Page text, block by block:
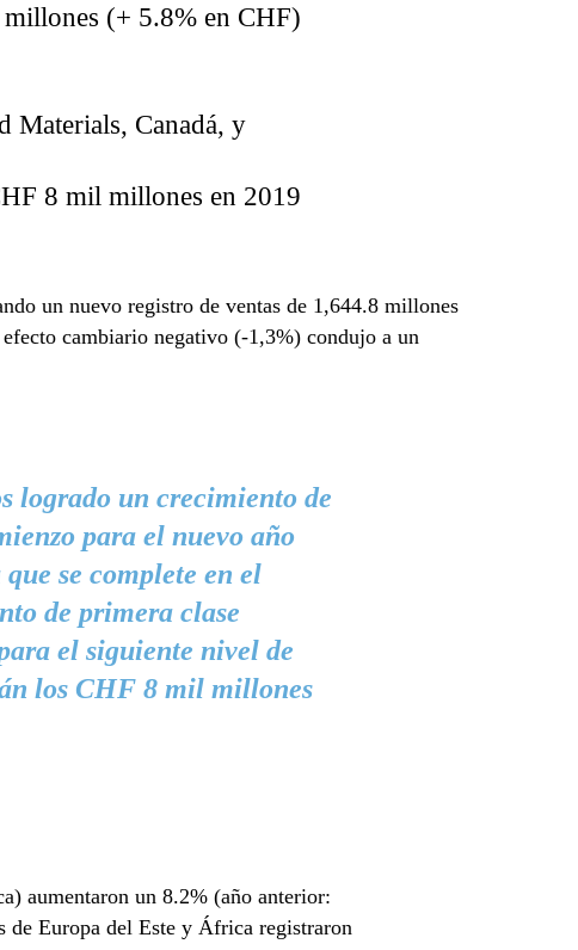
millones (+ 5.8% en CHF)
Materials, Canadá, y
8 mil millones en 2019
un nuevo registro de ventas de 1,644.8 millones
cambiario negativo (-1,3%) condujo a un
logrado un crecimiento de
para el nuevo año
se complete en el
de primera clase
el siguiente nivel de
los CHF 8 mil millones
aumentaron un 8.2% (año anterior:
de Europa del Este y África registraron